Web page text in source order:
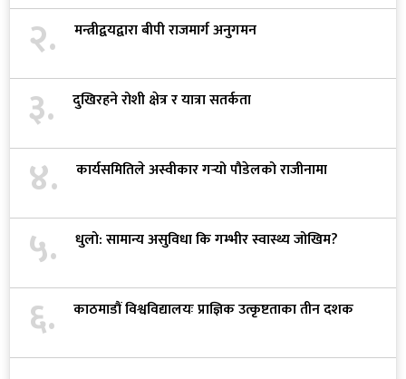
२. मन्त्रीद्वयद्वारा बीपी राजमार्ग अनुगमन
३. दुखिरहने रोशी क्षेत्र र यात्रा सतर्कता
४. कार्यसमितिले अस्वीकार गर्‍यो पौडेलको राजीनामा
५. धुलो: सामान्य असुविधा कि गम्भीर स्वास्थ्य जोखिम?
६. काठमाडौं विश्वविद्यालयः प्राज्ञिक उत्कृष्टताका तीन दशक